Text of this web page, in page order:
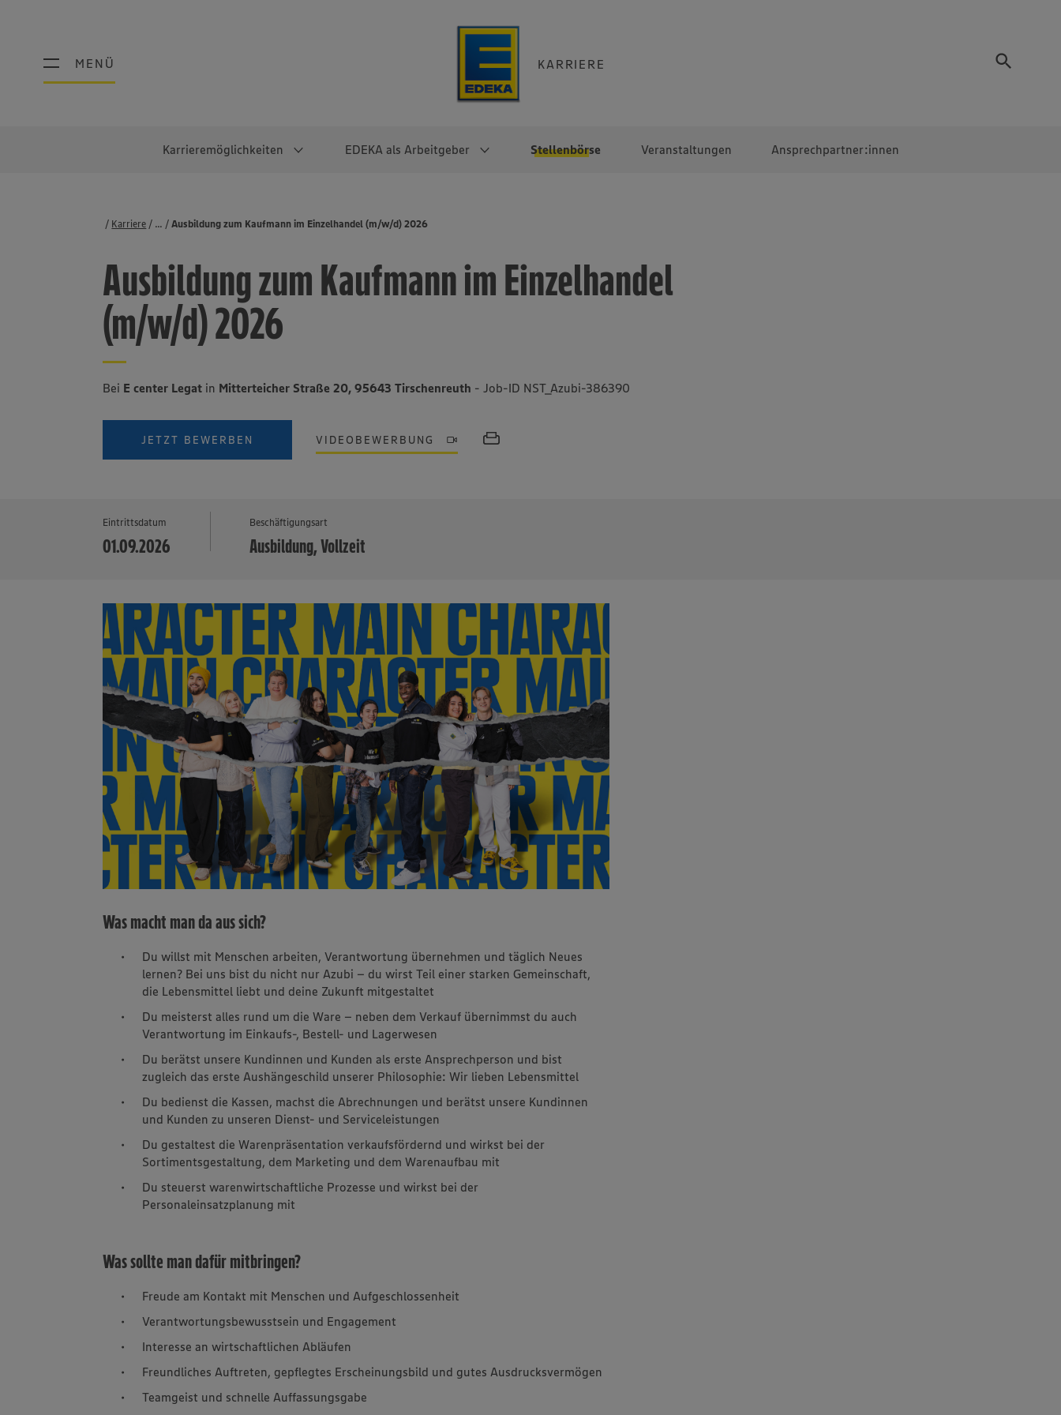
MENÜ KARRIERE
MENÜ
Karrieremöglichkeiten EDEKA als Arbeitgeber Stellenbörse Veranstaltungen Ansprechpartner:innen
Schülerpraktikum Abschlussarbeiten
Werkstudierendentätigkeit
Direkteinstieg
Noch Fragen?
Selbstständig mit EDEKA
Faires Gehalt
Diversität
Lebensmittelproduktion
Lager & Logistik
EDEKA Fruchtkontor
Karriere Stellenbörse
Ausbildung zum Kaufmann im Einzelhandel (m/w/d) 2026
...
Ausbildung zum Kaufmann im Einzelhandel
(m/w/d) 2026
Bei E center Legat in Mitterteicher Straße 20, 95643 Tirschenreuth - Job-ID NST_Azubi-386390
JETZT BEWERBEN VIDEOBEWERBUNG
Eintrittsdatum
01.09.2026
Beschäftigungsart
Ausbildung, Vollzeit
Was macht man da aus sich?
Du willst mit Menschen arbeiten, Verantwortung übernehmen und täglich Neues
lernen? Bei uns bist du nicht nur Azubi – du wirst Teil einer starken Gemeinschaft,
die Lebensmittel liebt und deine Zukunft mitgestaltet
Du meisterst alles rund um die Ware – neben dem Verkauf übernimmst du auch
Verantwortung im Einkaufs-, Bestell- und Lagerwesen
Du berätst unsere Kundinnen und Kunden als erste Ansprechperson und bist
zugleich das erste Aushängeschild unserer Philosophie: Wir lieben Lebensmittel
Du bedienst die Kassen, machst die Abrechnungen und berätst unsere Kundinnen
und Kunden zu unseren Dienst- und Serviceleistungen
Du gestaltest die Warenpräsentation verkaufsfördernd und wirkst bei der
Sortimentsgestaltung, dem Marketing und dem Warenaufbau mit
Du steuerst warenwirtschaftliche Prozesse und wirkst bei der
Personaleinsatzplanung mit
Was sollte man dafür mitbringen?
Freude am Kontakt mit Menschen und Aufgeschlossenheit
Verantwortungsbewusstsein und Engagement
Interesse an wirtschaftlichen Abläufen
Freundliches Auftreten, gepflegtes Erscheinungsbild und gutes Ausdrucksvermögen
Teamgeist und schnelle Auffassungsgabe